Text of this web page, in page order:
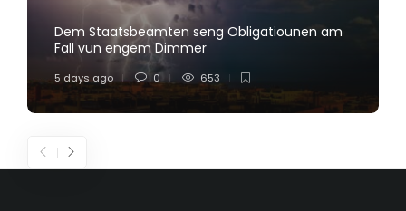
Dem Staatsbeamten seng Obligatiounen am
Fall vun engem Dimmer
5 days ago 0 653